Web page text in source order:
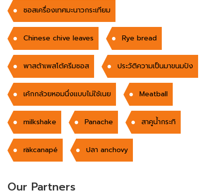
ซอสเครื่องเทศมะนาวกระเทียม
Chinese chive leaves Rye bread
พาสต้าเพสโต้ครีมซอส ประวัติความเป็นมาขนมปัง
เค้กกล้วยหอมนึ่งแบบไม่ใช้เนย Meatball
milkshake Panache สาคูน้ำกระทิ
räkcanapé ปลา anchovy
Our Partners